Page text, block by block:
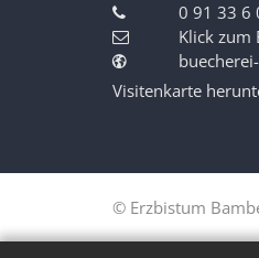
0 91 33 6
Klick zum
Visitenkarte
© Erzbistum